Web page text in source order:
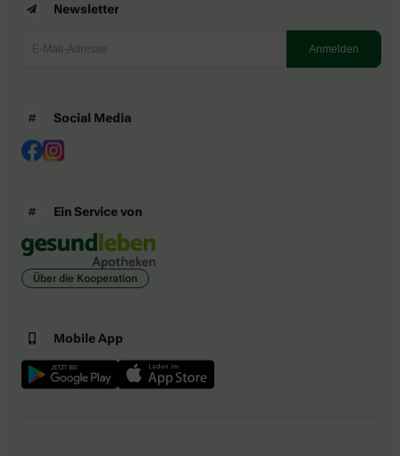
Newsletter
Social Media
Ein Service von
Über die Kooperation
Mobile App